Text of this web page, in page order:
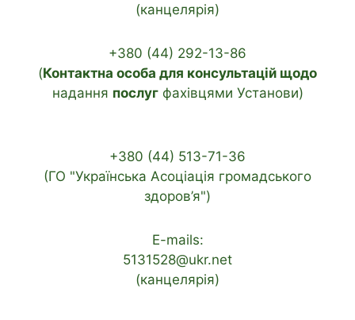
(канцелярія)
+380 (44) 292-13-86
(Контактна особа для консультацій щодо
надання послугфахівцями Установи)
+380 (44) 513-71-36
(ГО "Українська Асоціація громадського
здоров’я")
E-mails:
5131528@ukr.net
(канцелярія)